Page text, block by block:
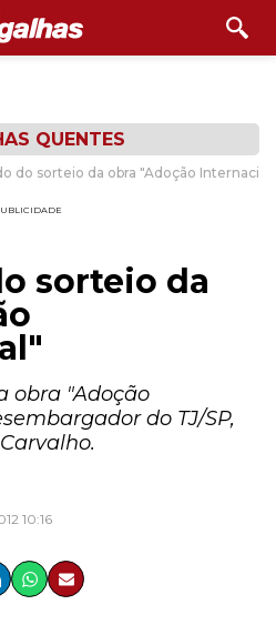
QUENTES
do sorteio da obra "Adoção
sorteio da
obra "Adoção
do TJ/SP,
10:16